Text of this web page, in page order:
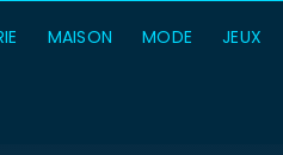
MAISON MODE JEUX